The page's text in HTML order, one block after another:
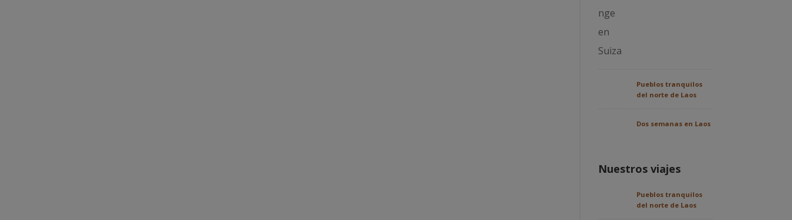
Pueblos tranquilos
del norte de Laos
Dos semanas en Laos
Nuestros viajes
Pueblos tranquilos
del norte de Laos